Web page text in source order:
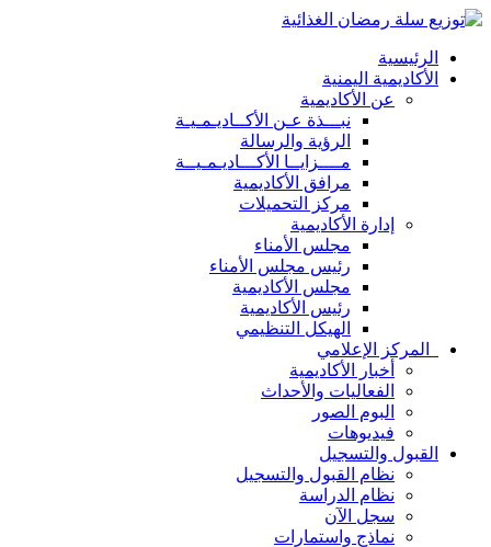
الرئيسية
الأكاديمية اليمنية
عن الأكاديمية
نبـــذة عـن الأكــاديـمـيـة
الرؤية والرسالة
مــــزايــا الأكـــاديـمـيــة
مرافق الأكاديمية
مركز التحميلات
إدارة الأكاديمية
مجلس الأمناء
رئيس مجلس الأمناء
مجلس الأكاديمية
رئيس الأكاديمية
الهيكل التنظيمي
المركز الإعلامي
أخبار الأكاديمية
الفعاليات والأحداث
البوم الصور
فيديوهات
القبول والتسجيل
نظام القبول والتسجيل
نظام الدراسة
سجل الآن
نماذج واستمارات